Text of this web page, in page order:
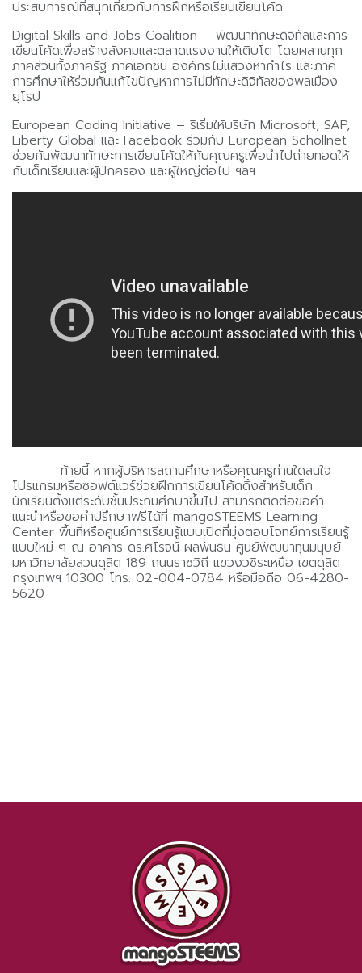
ประสบการณ์ที่สนุกเกี่ยวกับการฝึกหรือเรียนเขียนโค้ด
Digital Skills and Jobs Coalition – พัฒนาทักษะดิจิทัลและการ
เขียนโค้ดเพื่อสร้างสังคมและตลาดแรงงานให้เติบโต โดยผสานทุก
ภาคส่วนทั้งภาครัฐ ภาคเอกชน องค์กรไม่แสวงหากำไร และภาค
การศึกษาให้ร่วมกันแก้ไขปัญหาการไม่มีทักษะดิจิทัลของพลเมือง
ยุโรป
European Coding Initiative – ริเริ่มให้บริษัท Microsoft, SAP,
Liberty Global และ Facebook ร่วมกับ European Schollnet
ช่วยกันพัฒนาทักษะการเขียนโค้ดให้กับคุณครูเพื่อนำไปถ่ายทอดให้
กับเด็กเรียนและผู้ปกครอง และผู้ใหญ่ต่อไป ฯลฯ
ท้ายนี้ หากผู้บริหารสถานศึกษาหรือคุณครูท่านใดสนใจ
โปรแกรมหรือซอฟต์แวร์ช่วยฝึกการเขียนโค้ดดิ้งสำหรับเด็ก
นักเรียนตั้งแต่ระดับชั้นประถมศึกษาขึ้นไป สามารถติดต่อขอคำ
แนะนำหรือขอคำปรึกษาฟรีได้ที่ mangoSTEEMS Learning
Center พื้นที่หรือศูนย์การเรียนรู้แบบเปิดที่มุ่งตอบโจทย์การเรียนรู้
แบบใหม่ ๆ ณ อาคาร ดร.ศิโรจน์ ผลพันธิน ศูนย์พัฒนาทุนมนุษย์
มหาวิทยาลัยสวนดุสิต 189 ถนนราชวิถี แขวงวชิระเหนือ เขตดุสิต
กรุงเทพฯ 10300 โทร. 02-004-0784 หรือมือถือ 06-4280-
5620